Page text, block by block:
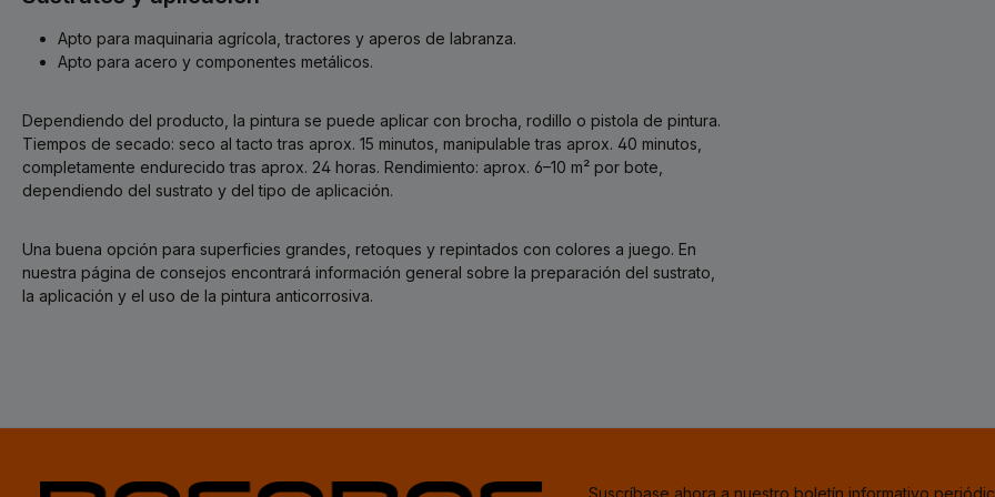
Apto para maquinaria agrícola, tractores y aperos de labranza.
Apto para acero y componentes metálicos.
Dependiendo del producto, la pintura se puede aplicar con brocha, rodillo o pistola de pintura.
Tiempos de secado: seco al tacto tras aprox. 15 minutos, manipulable tras aprox. 40 minutos,
completamente endurecido tras aprox. 24 horas. Rendimiento: aprox. 6–10 m² por bote,
dependiendo del sustrato y del tipo de aplicación.
Una buena opción para superficies grandes, retoques y repintados con colores a juego. En
nuestra página de consejos encontrará información general sobre la preparación del sustrato,
la aplicación y el uso de la pintura anticorrosiva.
Suscríbase ahora a nuestro boletín informativo